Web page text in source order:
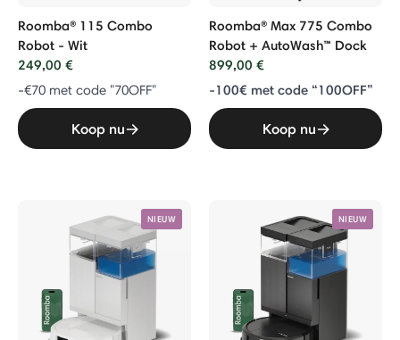
Roomba® 115 Combo
Robot - Wit
249,00 €
-€70 met code "70OFF"
Koop nu
Roomba® Max 775 Combo
Robot + AutoWash™ Dock
899,00 €
-100€ met code “100OFF”
Koop nu
NIEUW NIEUW